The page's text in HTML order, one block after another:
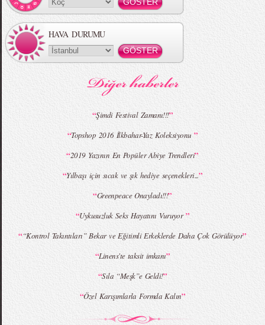
MBFWI - Gülçin Çengel 2015 Yaz
MBFWI - Zeynep Erdoğan 2015 Yaz
MBFWI - Giray Sepin 2015 Yaz Koleksiyonu MBFWI - Burçe Bekrek 2015 Yaz Koleksiyonu
HAVA DURUMU
“Şimdi Festival Zamanı!!!”
“Topshop 2016 İlkbahar-Yaz Koleksiyonu ”
“2019 Yazının En Popüler Abiye Trendleri”
“Yılbaşı için sıcak ve şık hediye seçenekleri...”
“Greenpeace Onayladı!!!”
“Uykusuzluk Seks Hayatını Vuruyor”
““Kontrol Takıntıları” Bekar ve Eğitimli Erkeklerde Daha Çok Görülüyor”
“Linens'te taksit imkanı”
“Sıla “Meşk”e Geldi!”
“Özel Karışımlarla Formda Kalın”